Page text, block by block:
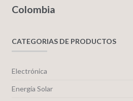
Colombia
CATEGORIAS DE PRODUCTOS
Electrónica
Energía Solar